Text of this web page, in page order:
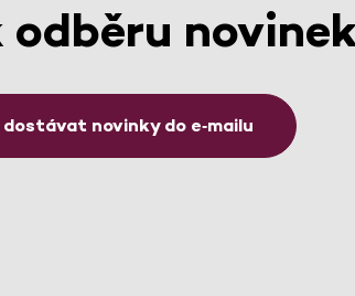
odběru
novinky do e‑mailu